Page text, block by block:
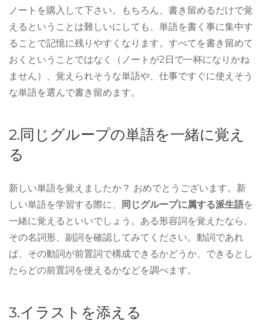
ノートを購入して下さい。もちろん、書き留めるだけで覚
えるということは難しいにしても、単語を書く事に集中す
ることで記憶に残りやすくなります。すべてを書き留めて
おくということではなく（ノートが2日で一杯になりかね
ません）、覚えられそうな単語や、仕事ですぐに使えそう
な単語を選んで書き留めます。
2.同じグループの単語を一緒に覚え
る
新しい単語を覚えましたか？ おめでとうございます。新
しい単語を学習する際に、
同じグループに属する派生語を
一緒に覚えるといいでしょう。ある形容詞を覚えたなら、
その名詞形、副詞を確認してみてください。動詞であれ
ば、その動詞が前置詞で構成できるかどうか、できるとし
たらどの前置詞を使えるかなどを調べます。
3.イラストを添える